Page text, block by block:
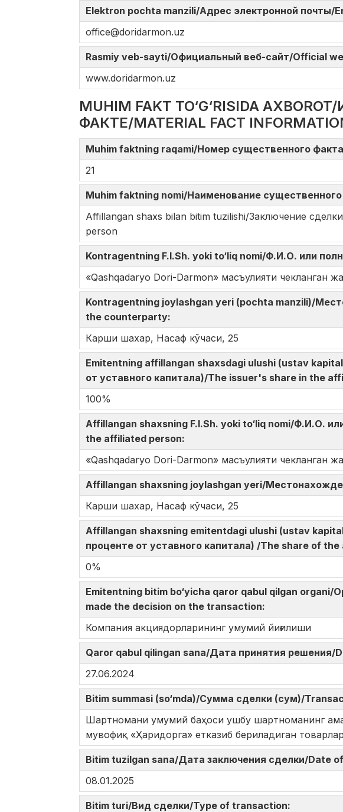
Elektron pochta manzili/Адрес электронной почты/
office@doridarmon.uz
Rasmiy veb-sayti/Официальный веб-сайт/Official
www.doridarmon.uz
MUHIM FAKT TO‘G‘RISIDA
ФАКТЕ/MATERIAL FACT
Muhim faktning raqami/Номер существенного
21
Muhim faktning nomi/Наименование
Affillangan shaxs bilan bitim tuzilishi/Заключение
person
Kontragentning F.I.Sh. yoki to‘liq nomi/Ф.И.О. или
«Qаshqаdаryo Dori-Darmon» масъулияти чекланган
Kontragentning joylashgan yeri (pochta manzili)/
the counterparty:
Карши шахар, Насаф кўчаси, 25
Emitentning affillangan shaxsdagi ulushi (ustav
от уставного капитала)/The issuer's share in the
100%
Affillangan shaxsning F.I.Sh. yoki to‘liq nomi/Ф.И.О.
the affiliated person:
«Qаshqаdаryo Dori-Darmon» масъулияти чекланган
Affillangan shaxsning joylashgan yeri/
Карши шахар, Насаф кўчаси, 25
Affillangan shaxsning emitentdagi ulushi (ustav
проценте от уставного капитала) /The share of
0%
Emitentning bitim bo‘yicha qaror qabul qilgan
made the decision on the transaction:
Компания акциядорларининг умумий йиғилиши
Qaror qabul qilingan sana/Дата принятия решения/
27.06.2024
Bitim summasi (so‘mda)/Сумма сделки (сум)/
Шартномани умумий баҳоси ушбу шартноманинг
мувофиқ «Ҳаридорга» етказиб бериладиган
Bitim tuzilgan sana/Дата заключения сделки/Date
08.01.2025
Bitim turi/Вид сделки/Type of transaction: